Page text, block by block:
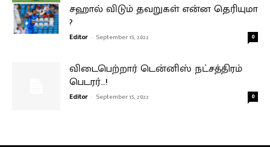
சஹால் விடும் தவறுகள் என்ன தெரியுமா
?
Editor - September 15, 2022 0
விடைபெற்றார் டென்னிஸ் நட்சத்திரம்
பெடரர்…!
Editor - September 15, 2022 0